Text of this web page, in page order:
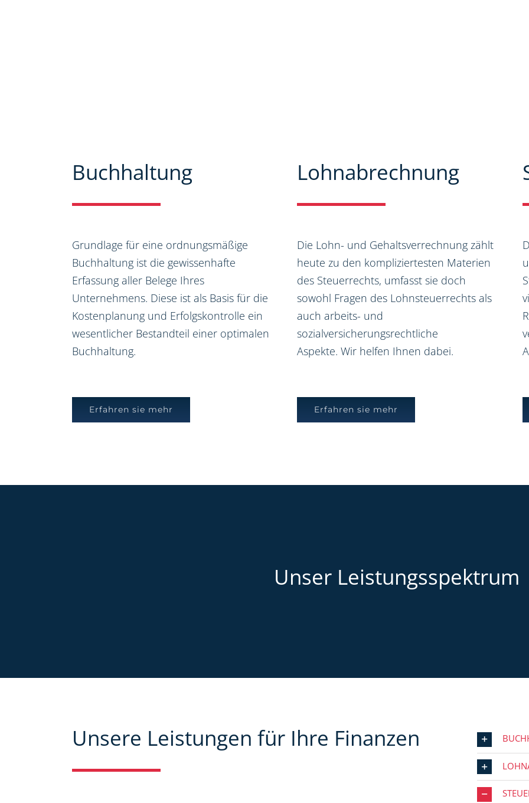
Buchhaltung
Grundlage für eine ordnungsmäßige
Buchhaltung ist die gewissenhafte
Erfassung aller Belege Ihres
Unternehmens. Diese ist als Basis für die
Kostenplanung und Erfolgskontrolle ein
wesentlicher Bestandteil einer optimalen
Buchhaltung.
Erfahren sie mehr
Lohnabrechnung
Die Lohn- und Gehaltsverrechnung zählt
heute zu den kompliziertesten Materien
des Steuerrechts, umfasst sie doch
sowohl Fragen des Lohnsteuerrechts als
auch arbeits- und
sozialversicherungsrechtliche
Aspekte. Wir helfen Ihnen dabei.
Erfahren sie mehr
Unser Leistungsspektrum
Unsere Leistungen für Ihre Finanzen